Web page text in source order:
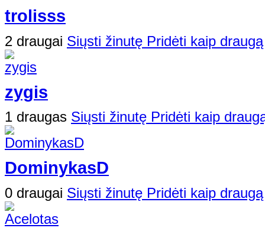
trolisss
2 draugai Siųsti žinutę Pridėti kaip draugą
zygis
1 draugas Siųsti žinutę Pridėti kaip
DominykasD
0 draugai Siųsti žinutę Pridėti kaip draugą